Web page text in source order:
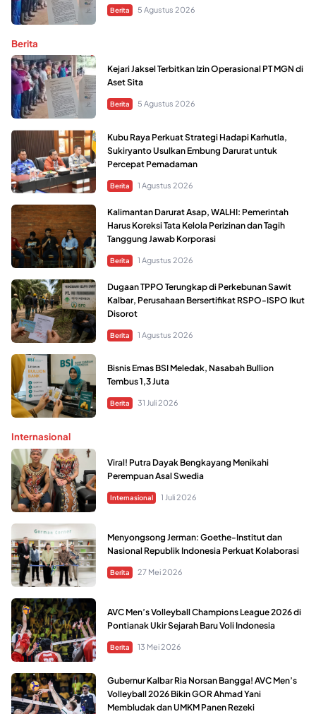
Berita 5 Agustus 2026
Berita
Kejari Jaksel Terbitkan Izin Operasional PT MGN di
Aset Sita
Berita 5 Agustus 2026
Kubu Raya Perkuat Strategi Hadapi Karhutla,
Sukiryanto Usulkan Embung Darurat untuk
Percepat Pemadaman
Berita 1 Agustus 2026
Kalimantan Darurat Asap, WALHI: Pemerintah
Harus Koreksi Tata Kelola Perizinan dan Tagih
Tanggung Jawab Korporasi
Berita 1 Agustus 2026
Dugaan TPPO Terungkap di Perkebunan Sawit
Kalbar, Perusahaan Bersertifikat RSPO-ISPO Ikut
Disorot
Berita 1 Agustus 2026
Bisnis Emas BSI Meledak, Nasabah Bullion
Tembus 1,3 Juta
Berita 31 Juli 2026
Internasional
Viral! Putra Dayak Bengkayang Menikahi
Perempuan Asal Swedia
Internasional 1 Juli 2026
Menyongsong Jerman: Goethe-Institut dan
Nasional Republik Indonesia Perkuat Kolaborasi
Berita 27 Mei 2026
AVC Men’s Volleyball Champions League 2026 di
Pontianak Ukir Sejarah Baru Voli Indonesia
Berita 13 Mei 2026
Gubernur Kalbar Ria Norsan Bangga! AVC Men’s
Volleyball 2026 Bikin GOR Ahmad Yani
Membludak dan UMKM Panen Rezeki